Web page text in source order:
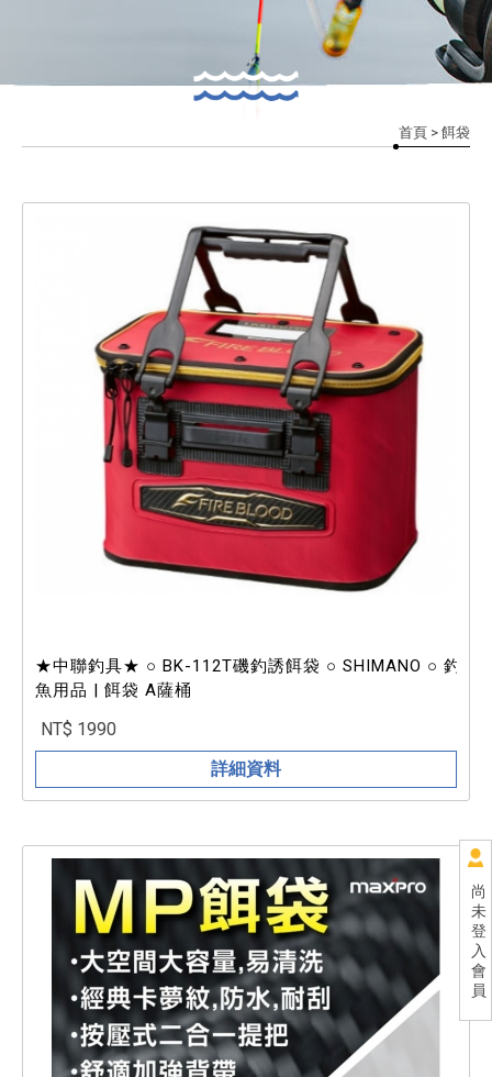
尚
未
登
入
會
員
首頁 > 餌袋
★中聯釣具★ ○ BK-112T磯釣誘餌袋 ○ SHIMANO ○ 釣
魚用品 | 餌袋 A薩桶
NT$ 1990
詳細資料